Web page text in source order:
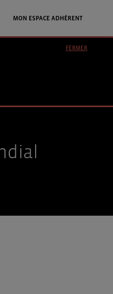
MON ESPACE ADHÉRENT
FERMER